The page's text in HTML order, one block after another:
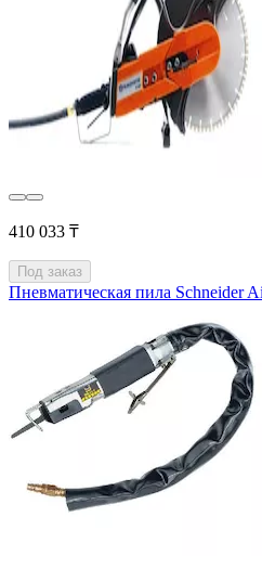
410 033 ₸
Под заказ
Пневматическая пила Schneider